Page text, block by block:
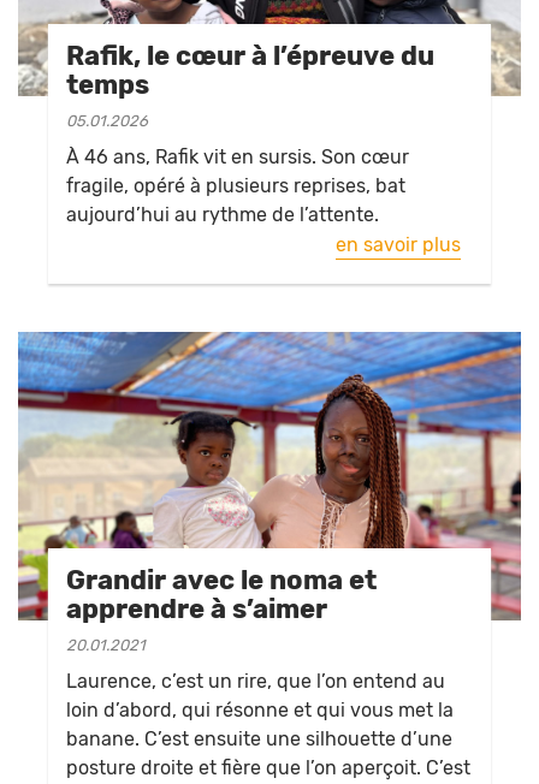
Rafik, le cœur à l’épreuve du
temps
05.01.2026
À 46 ans, Rafik vit en sursis. Son cœur
fragile, opéré à plusieurs reprises, bat
aujourd’hui au rythme de l’attente.
en savoir plus
Grandir avec le noma et
apprendre à s’aimer
20.01.2021
Laurence, c’est un rire, que l’on entend au
loin d’abord, qui résonne et qui vous met la
banane. C’est ensuite une silhouette d’une
posture droite et fière que l’on aperçoit. C’est